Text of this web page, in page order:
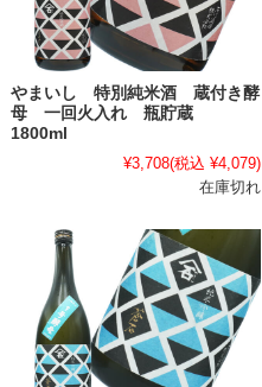
やまいし 特別純米酒 蔵付き酵
母 一回火入れ 瓶貯蔵
1800ml
¥3,708(税込 ¥4,079)
在庫切れ